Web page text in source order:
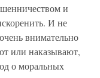
и
И не
внимательно
или наказывают,
о моральных